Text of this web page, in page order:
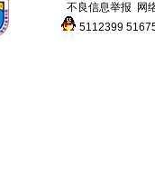
不良信息举报 网
5112399